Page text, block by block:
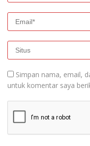
Simpan nama, email,
untuk komentar saya